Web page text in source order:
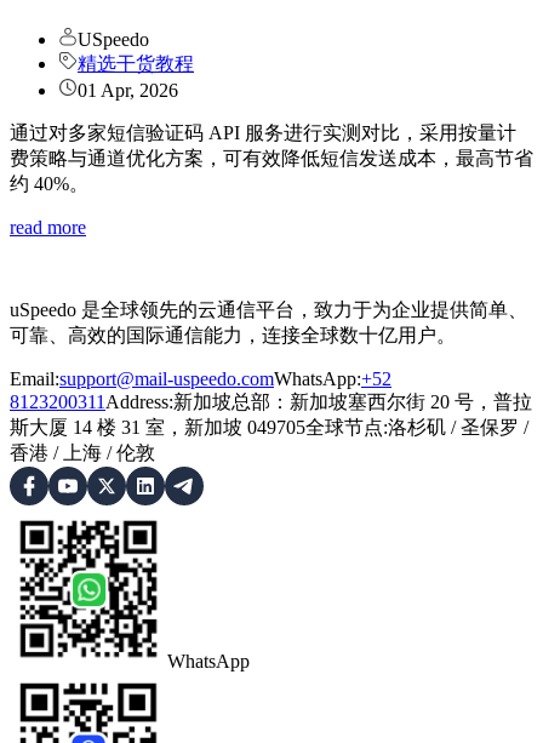
USpeedo
精选干货教程
01 Apr, 2026
通过对多家短信验证码 API 服务进行实测对比，采用按量计
费策略与通道优化方案，可有效降低短信发送成本，最高节省
约 40%。
read more
uSpeedo 是全球领先的云通信平台，致力于为企业提供简单、
可靠、高效的国际通信能力，连接全球数十亿用户。
Email:support@mail-uspeedo.comWhatsApp:+52
8123200311 Address:新加坡总部：新加坡塞西尔街 20 号，普拉
斯大厦 14 楼 31 室，新加坡 049705全球节点:洛杉矶 /圣保罗 /
香港 / 上海 /伦敦
WhatsApp